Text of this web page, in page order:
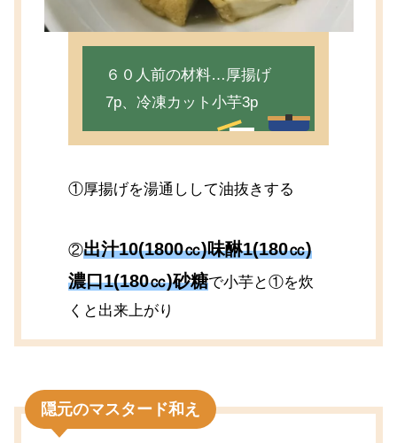
６０人前の材料…厚揚げ
7p、冷凍カット小芋3p
①厚揚げを湯通しして油抜きする
②出汁10(1800㏄)味醂1(180㏄)
濃口1(180㏄)砂糖で小芋と①を炊
くと出来上がり
隠元のマスタード和え